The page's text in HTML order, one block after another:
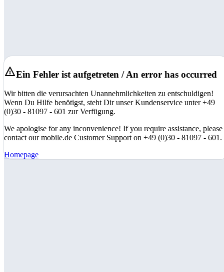
Ein Fehler ist aufgetreten / An error has occurred
Wir bitten die verursachten Unannehmlichkeiten zu entschuldigen!
Wenn Du Hilfe benötigst, steht Dir unser Kundenservice unter +49
(0)30 - 81097 - 601 zur Verfügung.
We apologise for any inconvenience! If you require assistance, please
contact our mobile.de Customer Support on +49 (0)30 - 81097 - 601.
Homepage